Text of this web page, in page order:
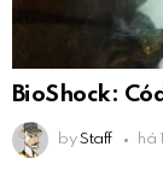
BioShock:
by Staff há